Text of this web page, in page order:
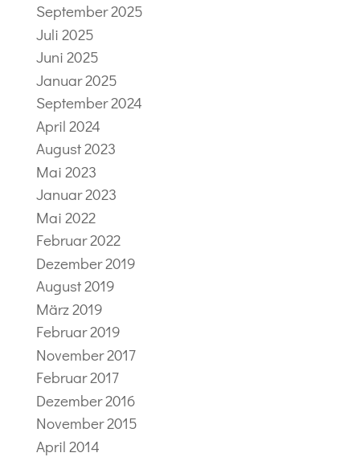
September 2025
Juli 2025
Juni 2025
Januar 2025
September 2024
April 2024
August 2023
Mai 2023
Januar 2023
Mai 2022
Februar 2022
Dezember 2019
August 2019
März 2019
Februar 2019
November 2017
Februar 2017
Dezember 2016
November 2015
April 2014